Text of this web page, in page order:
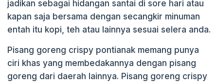
jadikan sebagai hidangan santai di sore hari atau
kapan saja bersama dengan secangkir minuman
entah itu kopi, teh atau lainnya sesuai selera anda.
Pisang goreng crispy pontianak memang punya
ciri khas yang membedakannya dengan pisang
goreng dari daerah lainnya. Pisang goreng crispy